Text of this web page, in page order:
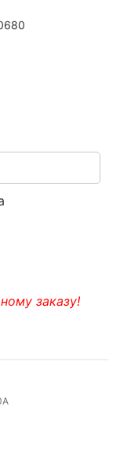
заказу!